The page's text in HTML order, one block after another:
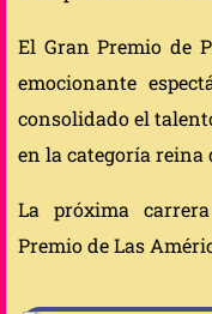
El Gran Premio de
emocionante
consolidado el
en la categoría
La próxima
Premio de Las